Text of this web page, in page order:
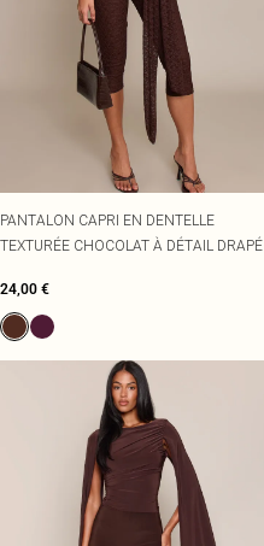
PANTALON CAPRI EN DENTELLE
TEXTURÉE CHOCOLAT À DÉTAIL DRAPÉ
24,00 €